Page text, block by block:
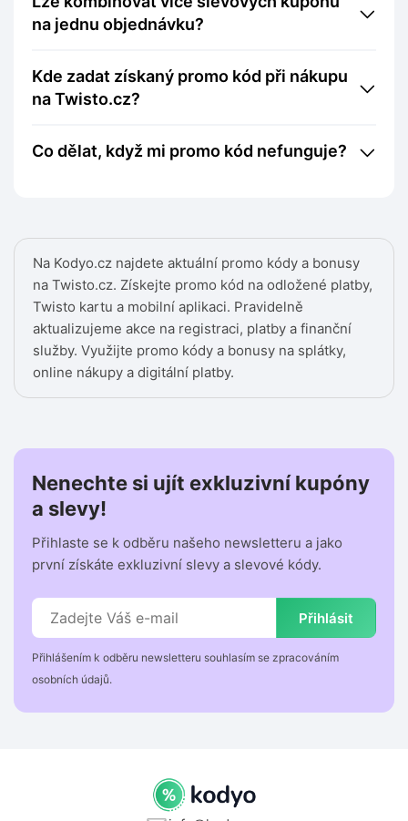
Na Kodyo.cz najdete aktuální promo kódy a bonusy
na Twisto.cz. Získejte promo kód na odložené platby,
Twisto kartu a mobilní aplikaci. Pravidelně
aktualizujeme akce na registraci, platby a finanční
služby. Využijte promo kódy a bonusy na splátky,
online nákupy a digitální platby.
na jednu objednávku?
Kde zadat získaný promo kód při nákupu
na Twisto.cz?
Co dělat, když mi promo kód nefunguje?
Nenechte si ujít exkluzivní kupóny
a slevy!
Přihlaste se k odběru našeho newsletteru a jako
první získáte exkluzivní slevy a slevové kódy.
Přihlásit
Přihlášením k odběru newsletteru souhlasím se zpracováním
osobních údajů.